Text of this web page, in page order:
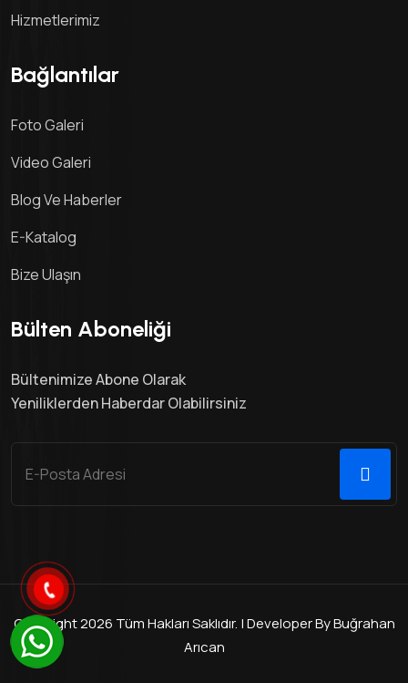
Hizmetlerimiz
Bağlantılar
Foto Galeri
Video Galeri
Blog Ve Haberler
E-Katalog
Bize Ulaşın
Bülten Aboneliği
Bültenimize Abone Olarak
Yeniliklerden Haberdar Olabilirsiniz
Copyright 2026 Tüm Hakları Saklıdır. | Developer By Buğrahan
Arıcan